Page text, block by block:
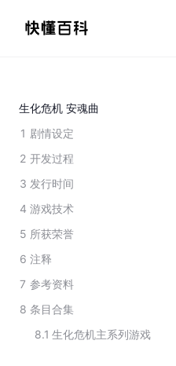
生化危机 安魂曲
1 剧情设定
2 开发过程
3 发行时间
4 游戏技术
5 所获荣誉
6 注释
7 参考资料
8 条目合集
8.1 生化危机主系列游戏